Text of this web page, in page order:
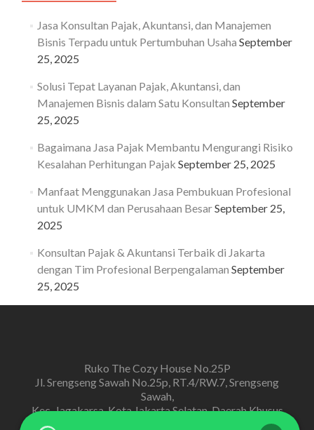
Jasa Konsultan Pajak, Akuntansi, dan Manajemen
Bisnis Terpadu untuk Pertumbuhan Usaha September
25, 2025
Solusi Tepat Layanan Pajak, Akuntansi, dan
Manajemen Bisnis dalam Satu Konsultan September
25, 2025
Bagaimana Jasa Pajak Membantu Mengurangi Risiko
Kesalahan Perhitungan Pajak September 25, 2025
Manfaat Menggunakan Jasa Pembukuan Profesional
untuk UMKM dan Perusahaan BesarSeptember 25,
2025
Konsultan Pajak & Akuntansi Terbaik di Jakarta
dengan Tim Profesional Berpengalaman September
25, 2025
Ruko The Cozy House No.25P
Jl. Srengseng Sawah No.25p, RT.4/RW.7, Srengseng
Sawah,
Kec. Jagakarsa, Kota Jakarta Selatan, Daerah Khusus